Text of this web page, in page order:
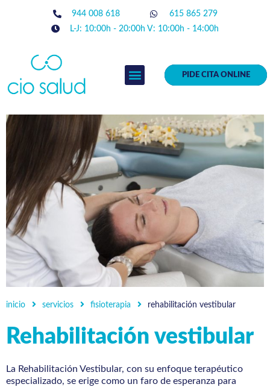
944 008 618
615 865 279
L-J: 10:00h - 20:00h V: 10:00h - 14:00h
PIDE CITA ONLINE
inicio servicios fisioterapia rehabilitación vestibular
Rehabilitación vestibular
La Rehabilitación Vestibular, con su enfoque terapéutico
especializado, se erige como un faro de esperanza para